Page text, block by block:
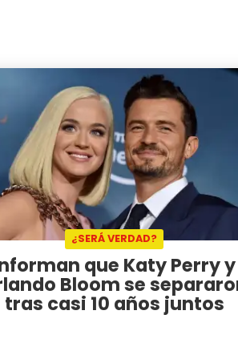
¿SERÁ VERDAD?
que Katy Perry y
Bloom se
tras casi 10 años juntos